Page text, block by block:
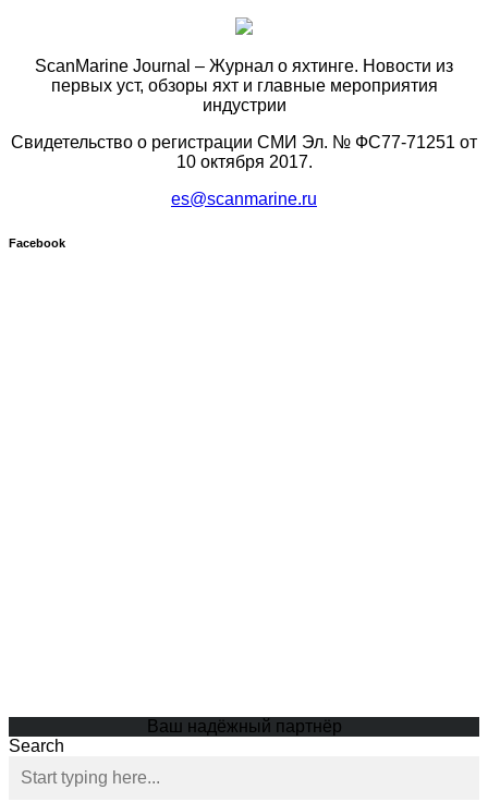
ScanMarine Journal – Журнал о яхтинге. Новости из
первых уст, обзоры яхт и главные мероприятия
индустрии
Свидетельство о регистрации СМИ Эл. № ФС77-71251 от
10 октября 2017.
es@scanmarine.ru
Facebook
Ваш надёжный партнёр
Search